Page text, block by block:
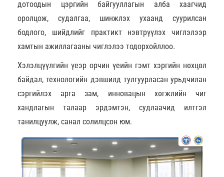
дотоодын цэргийн байгууллагын алба хаагчид
оролцож, судалгаа, шинжлэх ухаанд суурилсан
бодлого, шийдлийг практикт нэвтрүүлэх чиглэлээр
хамтын ажиллагааны чиглэлээ тодорхойллоо.
Хэлэлцүүлгийн үеэр орчин үеийн гэмт хэргийн нөхцөл
байдал, технологийн дэвшилд тулгуурласан урьдчилан
сэргийлэх арга зам, инновацын хөгжлийн чиг
хандлагын талаар эрдэмтэн, судлаачид илтгэл
танилцуулж, санал солилцсон юм.